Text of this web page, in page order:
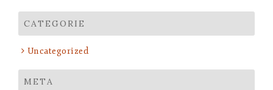
CATEGORIE
Uncategorized
META